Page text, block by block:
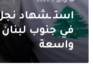
استـ ـشهاد
في جنوب
واسعة